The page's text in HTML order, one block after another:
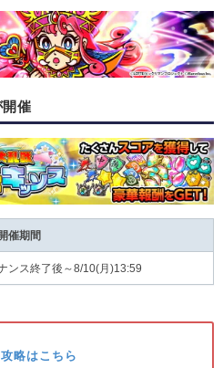
催
開催期間
ンス終了後～8/10(月)13:59
略はこちら